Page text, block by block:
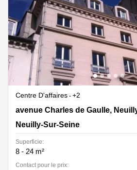
Centre D'affaires
+2
60 avenue Charles de Gaulle,
Sur-Seine
avenue Charles de Gaulle,
Neuilly-Sur-Seine
Superficie:
8 - 24 m²
Contact pour le prix: